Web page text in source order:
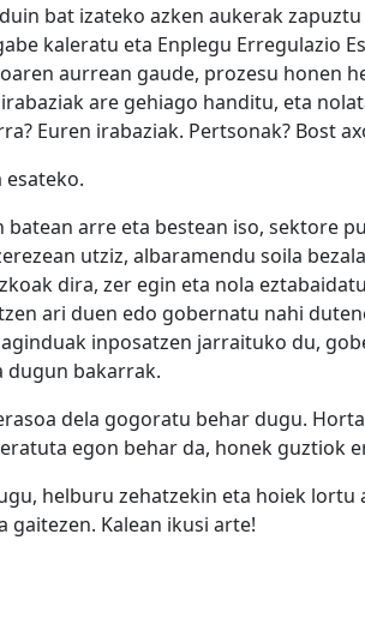
bat izateko azken aukerak
kaleratu eta Enplegu Erregulazio
aurrean gaude, prozesu honen
irabaziak are gehiago handitu, eta
Euren irabaziak. Pertsonak? Bost
arre eta bestean iso, sektore
utziz, albaramendu soila
dira, zer egin eta nola
ari duen edo gobernatu nahi
inposatzen jarraituko du,
dugun bakarrak.
dela gogoratu behar dugu.
egon behar da, honek guztiok
helburu zehatzekin eta hoiek
Kalean ikusi arte!